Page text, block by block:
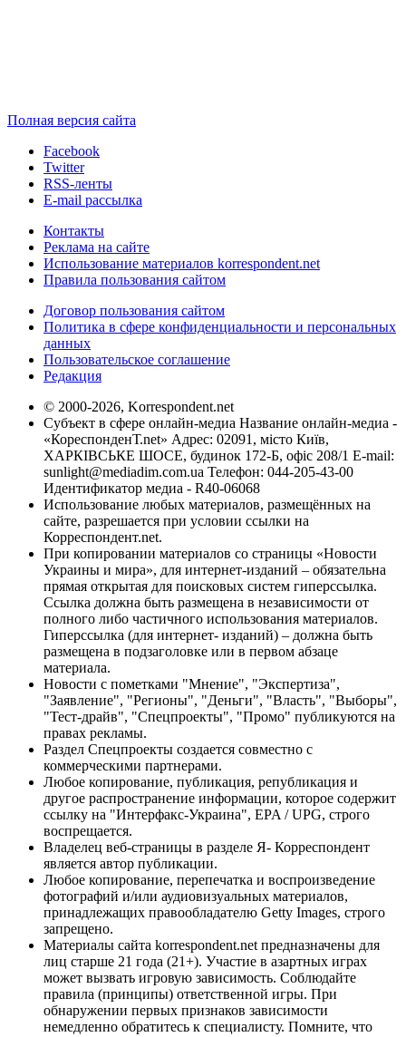
Полная версия сайта
Facebook
Twitter
RSS-ленты
E-mail рассылка
Контакты
Реклама на сайте
Использование материалов korrespondent.net
Правила пользования сайтом
Договор пользования сайтом
Политика в сфере конфиденциальности и персональных
данных
Пользовательское соглашение
Редакция
© 2000-2026, Korrespondent.net
Субъект в сфере онлайн-медиа Название онлайн-медиа -
«КореспонденТ.net» Адрес: 02091, місто Київ,
ХАРКІВСЬКЕ ШОСЕ, будинок 172-Б, офіс 208/1 E-mail:
sunlight@mediadim.com.ua Телефон: 044-205-43-00
Идентификатор медиа - R40-06068
Использование любых материалов, размещённых на
сайте, разрешается при условии ссылки на
Корреспондент.net.
При копировании материалов со страницы «Новости
Украины и мира», для интернет-изданий – обязательна
прямая открытая для поисковых систем гиперссылка.
Ссылка должна быть размещена в независимости от
полного либо частичного использования материалов.
Гиперссылка (для интернет- изданий) – должна быть
размещена в подзаголовке или в первом абзаце
материала.
Новости с пометками "Мнение", "Экспертиза",
"Заявление", "Регионы", "Деньги", "Власть", "Выборы",
"Тест-драйв", "Спецпроекты", "Промо" публикуются на
правах рекламы.
Раздел Спецпроекты создается совместно с
коммерческими партнерами.
Любое копирование, публикация, републикация и
другое распространение информации, которое содержит
ссылку на "Интерфакс-Украина", EPA / UPG, строго
воспрещается.
Владелец веб-страницы в разделе Я- Корреспондент
является автор публикации.
Любое копирование, перепечатка и воспроизведение
фотографий и/или аудиовизуальных материалов,
принадлежащих правообладателю Getty Images, строго
запрещено.
Материалы сайта korrespondent.net предназначены для
лиц старше 21 года (21+). Участие в азартных играх
может вызвать игровую зависимость. Соблюдайте
правила (принципы) ответственной игры. При
обнаружении первых признаков зависимости
немедленно обратитесь к специалисту. Помните, что